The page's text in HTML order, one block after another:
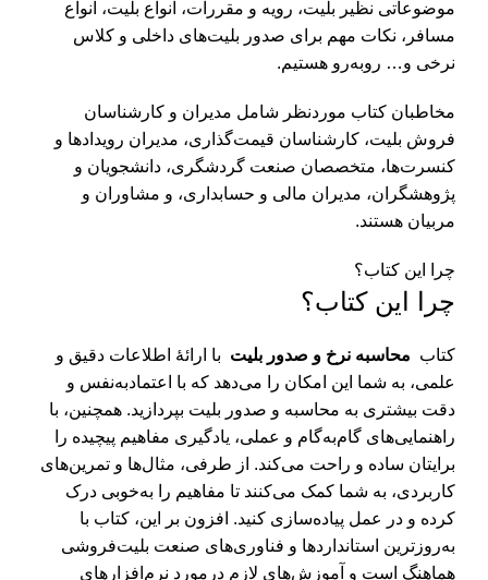
موضوعاتی نظیر بلیت، رویه و مقررات، انواع بلیت، انواع
مسافر، نکات مهم برای صدور بلیت‌های داخلی و کلاس
نرخی و… روبه‌رو هستیم.
مخاطبان کتاب موردنظر شامل مدیران و کارشناسان
فروش بلیت، کارشناسان قیمت‌گذاری، مدیران رویدادها و
کنسرت‌ها، متخصصان صنعت گردشگری، دانشجویان و
پژوهشگران، مدیران مالی و حسابداری، و مشاوران و
مربیان هستند.
چرا این کتاب؟
چرا این کتاب؟
کتاب محاسبه نرخ و صدور بلیت با ارائۀ اطلاعات دقیق و
علمی، به شما این امکان را می‌دهد که با اعتمادبه‌نفس و
دقت بیشتری به محاسبه و صدور بلیت بپردازید. همچنین، با
راهنمایی‌های گام‌به‌گام و عملی، یادگیری مفاهیم پیچیده را
برایتان ساده و راحت می‌کند. از طرفی، مثال‌ها و تمرین‌های
کاربردی، به شما کمک می‌کنند تا مفاهیم را به‌خوبی درک
کرده و در عمل پیاده‌سازی کنید. افزون بر این، کتاب با
به‌روزترین استانداردها و فناوری‌های صنعت بلیت‌فروشی
هماهنگ است و آموزش‌های لازم درمورد نرم‌افزارهای